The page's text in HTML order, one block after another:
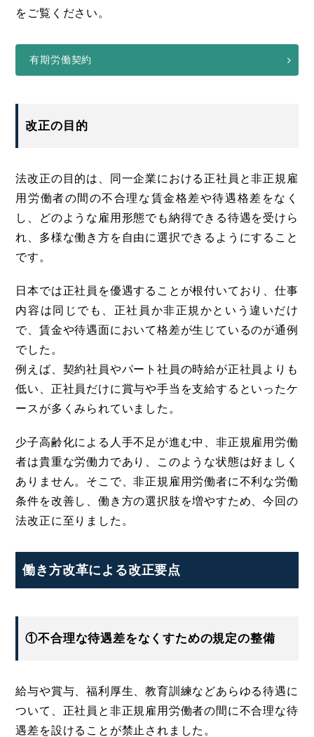
をご覧ください。
有期労働契約
改正の目的
法改正の目的は、同一企業における正社員と非正規雇
用労働者の間の不合理な賃金格差や待遇格差をなく
し、どのような雇用形態でも納得できる待遇を受けら
れ、多様な働き方を自由に選択できるようにすること
です。
日本では正社員を優遇することが根付いており、仕事
内容は同じでも、正社員か非正規かという違いだけ
で、賃金や待遇面において格差が生じているのが通例
でした。
例えば、契約社員やパート社員の時給が正社員よりも
低い、正社員だけに賞与や手当を支給するといったケ
ースが多くみられていました。
少子高齢化による人手不足が進む中、非正規雇用労働
者は貴重な労働力であり、このような状態は好ましく
ありません。そこで、非正規雇用労働者に不利な労働
条件を改善し、働き方の選択肢を増やすため、今回の
法改正に至りました。
働き方改革による改正要点
①不合理な待遇差をなくすための規定の整備
給与や賞与、福利厚生、教育訓練などあらゆる待遇に
ついて、正社員と非正規雇用労働者の間に不合理な待
遇差を設けることが禁止されました。